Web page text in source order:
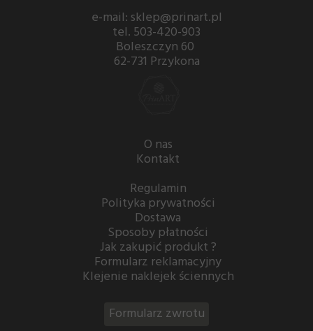
e-mail: sklep@prinart.pl
tel. 503-420-903
Boleszczyn 60
62-731 Przykona
O nas
Kontakt
Regulamin
Polityka prywatności
Dostawa
Sposoby płatności
Jak zakupić produkt ?
Formularz reklamacyjny
Klejenie naklejek ściennych
Formularz zwrotu